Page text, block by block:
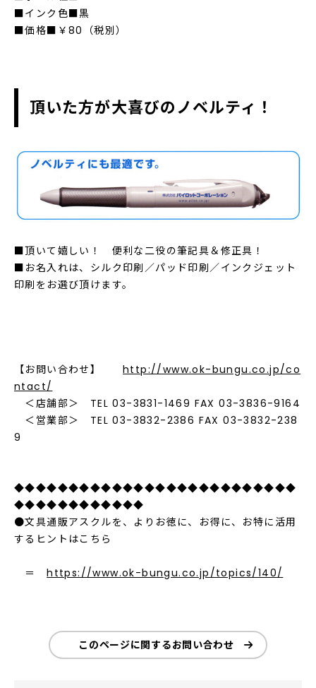
■インク色■黒
■価格■￥80（税別）
頂いた方が大喜びのノベルティ！
■頂いて嬉しい！ 便利な二役の筆記具＆修正具！
■お名入れは、シルク印刷／パッド印刷／インクジェット
印刷をお選び頂けます。
【お問い合わせ】 http://www.ok-bungu.co.jp/co
ntact/
＜店舗部＞ TEL 03-3831-1469 FAX 03-3836-9164
＜営業部＞ TEL 03-3832-2386 FAX 03-3832-238
9
◆◆◆◆◆◆◆◆◆◆◆◆◆◆◆◆◆◆◆◆◆◆◆◆◆◆
◆◆◆◆◆◆◆◆◆◆◆◆
●文具通販アスクルを、よりお徳に、お得に、お特に活用
するヒントはこちら
＝https://www.ok-bungu.co.jp/topics/140/
このページに関するお問い合わせ